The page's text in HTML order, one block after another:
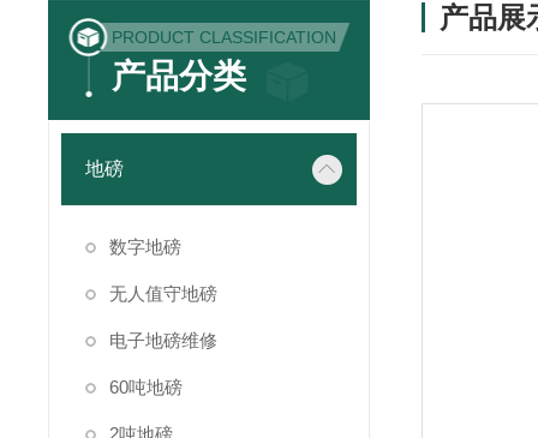
PRODUCT CLASSIFICATION
产品分类
地磅
数字地磅
无人值守地磅
电子地磅维修
60吨地磅
2吨地磅
产品展